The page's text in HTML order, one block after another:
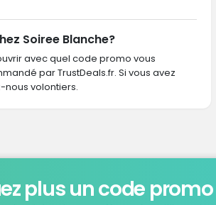
Soiree Blanche?
avec quel code promo vous
par TrustDeals.fr. Si vous avez
volontiers.
plus un code promo